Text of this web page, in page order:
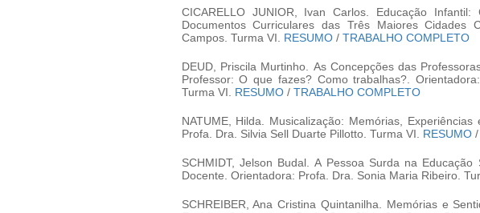
CICARELLO JUNIOR, Ivan Carlos. Educação
Documentos Curriculares das Três Maiores Cidades
Campos. Turma VI. RESUMO/ TRABALHO COMPLETO
DEUD, Priscila Murtinho. As Concepções das
Professor: O que fazes? Como trabalhas?.
Turma VI. RESUMO/ TRABALHO COMPLETO
NATUME, Hilda. Musicalização: Memórias,
Profa. Dra. Silvia Sell Duarte Pillotto. Turma VI. RESUMO/
SCHMIDT, Jelson Budal. A Pessoa Surda na
Docente. Orientadora: Profa. Dra. Sonia Maria Ribeiro.
SCHREIBER, Ana Cristina Quintanilha. Memórias e